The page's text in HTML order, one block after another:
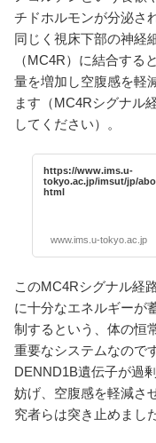
チドホルモンが分泌さ
同じく視床下部の神経
（MC4R）に結合する
量を増加し空腹感を軽
ます（MC4Rシグナル
してください）。
https://www.ims.u-
tokyo.ac.jp/imsut/jp/
html
www.ims.u-tokyo.ac.jp
このMC4Rシグナル経
に十分なエネルギーが
制するという、体の恒
重要なシステムなので
DENND1B遺伝子が過
妨げ、空腹感を軽減さ
究者らは突き止めまし